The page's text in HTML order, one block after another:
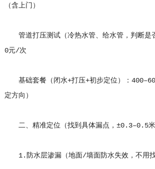
（含上门）
管道打压测试（冷热水管、给水管，判断是
0元/次
基础套餐（闭水+打压+初步定位）：
定方向）
二、精准定位（找到具体漏点，±0.3–0.5米
1.防水层渗漏（地面/墙面防水失效，不用找